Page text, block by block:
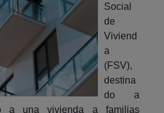
Social
de
Viviend
a
(FSV),
destina
do a
a una vivienda a familias